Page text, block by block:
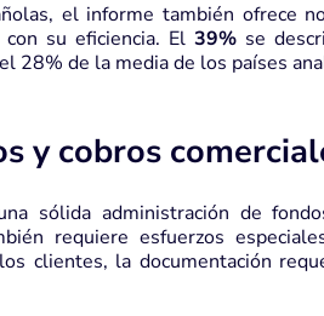
el informe también ofrece
con su eficiencia. El39% se
28% de la media de los países
y cobros
sólida administración de
requiere esfuerzos
clientes, la documentación